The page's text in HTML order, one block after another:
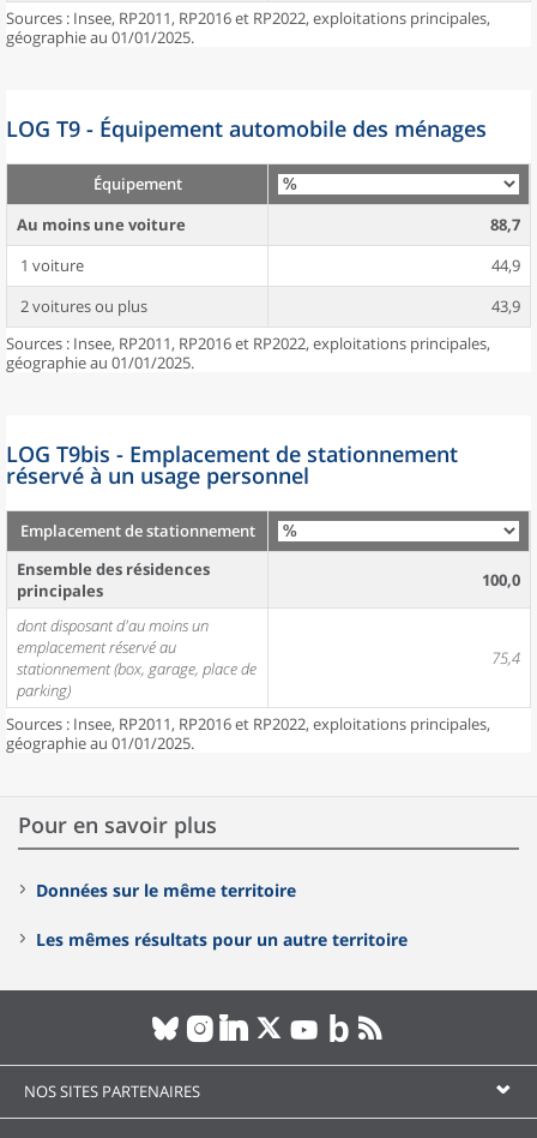
Sources : Insee, RP2011, RP2016 et RP2022, exploitations principales,
géographie au 01/01/2025.
LOG T9 - Équipement automobile des ménages
Équipement
Au moins une voiture
88,7
1 voiture
44,9
2 voitures ou plus
43,9
Sources : Insee, RP2011, RP2016 et RP2022, exploitations principales,
géographie au 01/01/2025.
LOG T9bis - Emplacement de stationnement
réservé à un usage personnel
Emplacement de stationnement
Ensemble des résidences
principales
100,0
dont disposant d'au moins un
emplacement réservé au
stationnement (box, garage, place de
parking)
75,4
Sources : Insee, RP2011, RP2016 et RP2022, exploitations principales,
géographie au 01/01/2025.
Pour en savoir plus
Données sur le même territoire
Les mêmes résultats pour un autre territoire
NOS SITES PARTENAIRES